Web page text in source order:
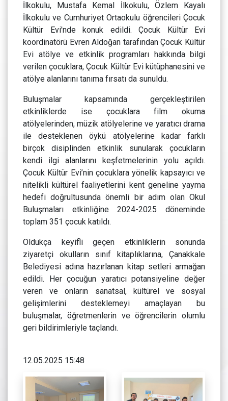
İlkokulu, Mustafa Kemal İlkokulu, Özlem Kayalı
İlkokulu ve Cumhuriyet Ortaokulu öğrencileri Çocuk
Kültür Evi'nde konuk edildi. Çocuk Kültür Evi
koordinatörü Evren Aldoğan tarafından Çocuk Kültür
Evi atölye ve etkinlik programları hakkında bilgi
verilen çocuklara, Çocuk Kültür Evi kütüphanesini ve
atölye alanlarını tanıma fırsatı da sunuldu.
Buluşmalar kapsamında gerçekleştirilen
etkinliklerde ise çocuklara film okuma
atölyelerinden, müzik atölyelerine ve yaratıcı drama
ile desteklenen öykü atölyelerine kadar farklı
birçok disiplinden etkinlik sunularak çocukların
kendi ilgi alanlarını keşfetmelerinin yolu açıldı.
Çocuk Kültür Evi’nin çocuklara yönelik kapsayıcı ve
nitelikli kültürel faaliyetlerini kent geneline yayma
hedefi doğrultusunda önemli bir adım olan Okul
Buluşmaları etkinliğine 2024-2025 döneminde
toplam 351 çocuk katıldı.
Oldukça keyifli geçen etkinliklerin sonunda
ziyaretçi okulların sınıf kitaplıklarına, Çanakkale
Belediyesi adına hazırlanan kitap setleri armağan
edildi. Her çocuğun yaratıcı potansiyeline değer
veren ve onların sanatsal, kültürel ve sosyal
gelişimlerini desteklemeyi amaçlayan bu
buluşmalar, öğretmenlerin ve öğrencilerin olumlu
geri bildirimleriyle taçlandı.
12.05.2025 15:48